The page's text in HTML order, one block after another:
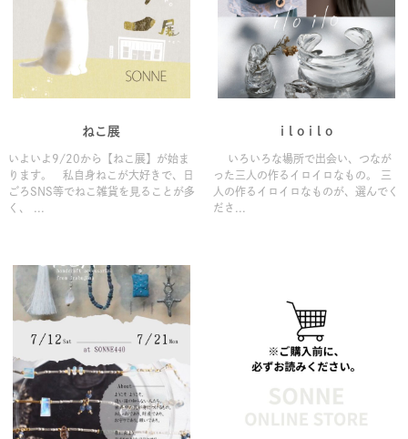
ねこ展
いよいよ9/20から【ねこ展】が始ま
ります。 私自身ねこが大好きで、日
ごろSNS等でねこ雑貨を見ることが多
く、 ...
i l o i l o
いろいろな場所で出会い、つなが
った三人の作るイロイロなもの。 三
人の作るイロイロなものが、選んでく
ださ...